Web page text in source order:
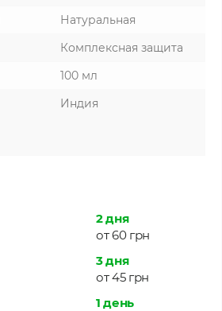
Натуральная
Комплексная защита
100 мл
Индия
2 дня
от 60 грн
3 дня
от 45 грн
1 день